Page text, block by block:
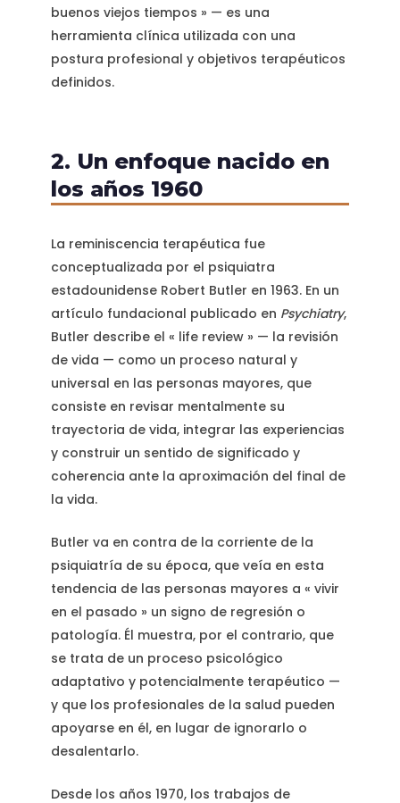
buenos viejos tiempos » — es una
herramienta clínica utilizada con una
postura profesional y objetivos terapéuticos
definidos.
2. Un enfoque nacido en
los años 1960
La reminiscencia terapéutica fue
conceptualizada por el psiquiatra
estadounidense Robert Butler en 1963. En un
artículo fundacional publicado en Psychiatry,
Butler describe el « life review » — la revisión
de vida — como un proceso natural y
universal en las personas mayores, que
consiste en revisar mentalmente su
trayectoria de vida, integrar las experiencias
y construir un sentido de significado y
coherencia ante la aproximación del final de
la vida.
Butler va en contra de la corriente de la
psiquiatría de su época, que veía en esta
tendencia de las personas mayores a « vivir
en el pasado » un signo de regresión o
patología. Él muestra, por el contrario, que
se trata de un proceso psicológico
adaptativo y potencialmente terapéutico —
y que los profesionales de la salud pueden
apoyarse en él, en lugar de ignorarlo o
desalentarlo.
Desde los años 1970, los trabajos de